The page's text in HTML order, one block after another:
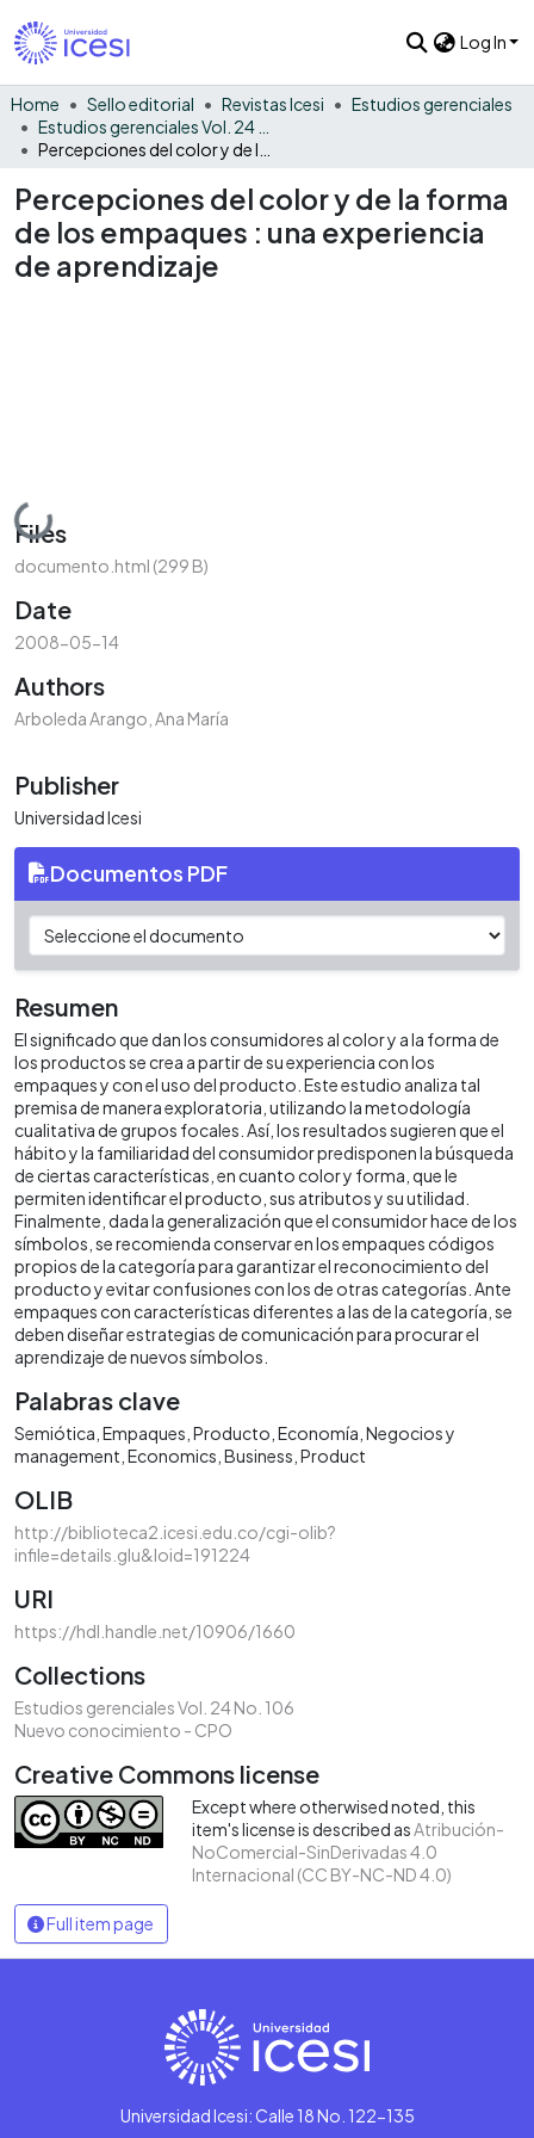
Log In
Home Sello editorial Revistas Icesi
Estudios gerenciales
Percepciones del color y de la forma
de los empaques : una experiencia
de aprendizaje
Loading...
Files
documento.html (299 B)
Date
2008-05-14
Authors
Arboleda Arango, Ana María
Publisher
Universidad Icesi
Documentos PDF
Resumen
El significado que dan los consumidores al color y a la forma de
los productos se crea a partir de su experiencia con los
empaques y con el uso del producto. Este estudio analiza tal
premisa de manera exploratoria, utilizando la metodología
cualitativa de grupos focales. Así, los resultados sugieren que el
hábito y la familiaridad del consumidor predisponen la búsqueda
de ciertas características, en cuanto color y forma, que le
permiten identificar el producto, sus atributos y su utilidad.
Finalmente, dada la generalización que el consumidor hace de los
símbolos, se recomienda conservar en los empaques códigos
propios de la categoría para garantizar el reconocimiento del
producto y evitar confusiones con los de otras categorías. Ante
empaques con características diferentes a las de la categoría, se
deben diseñar estrategias de comunicación para procurar el
aprendizaje de nuevos símbolos.
Palabras clave
Semiótica Empaques Producto Economía Negocios y
management Economics Business Product
OLIB
http://biblioteca2.icesi.edu.co/cgi-olib?
infile=details.glu&loid=191224
URI
https://hdl.handle.net/10906/1660
Collections
Estudios gerenciales Vol. 24 No. 106
Nuevo conocimiento - CPO
Creative Commons license
Except where otherwised noted, this
item's license is described asAtribución-
NoComercial-SinDerivadas 4.0
Internacional (CC BY-NC-ND 4.0)
Full item page
Universidad Icesi: Calle 18 No. 122-135